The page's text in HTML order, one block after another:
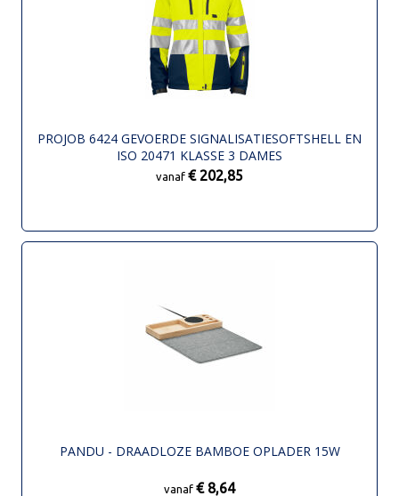
PROJOB 6424 GEVOERDE SIGNALISATIESOFTSHELL EN
ISO 20471 KLASSE 3 DAMES
vanaf € 202,85
PANDU - DRAADLOZE BAMBOE OPLADER 15W
vanaf € 8,64